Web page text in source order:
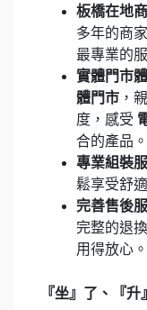
板橋在地
多年的商
最專業的
實體門市
體門市 ，
度，感受
合的產品。
專業組裝
鬆享受舒
完善售後
完整的退
用得放心。
『坐』了、『